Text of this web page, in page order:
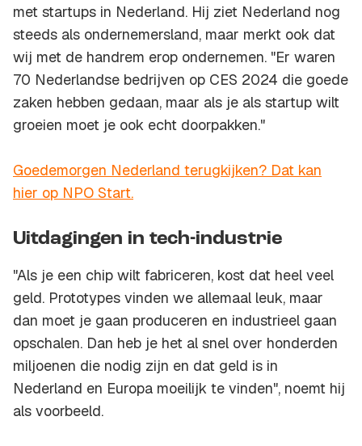
met startups in Nederland. Hij ziet Nederland nog
steeds als ondernemersland, maar merkt ook dat
wij met de handrem erop ondernemen. "Er waren
70 Nederlandse bedrijven op CES 2024 die goede
zaken hebben gedaan, maar als je als startup wilt
groeien moet je ook echt doorpakken."
Goedemorgen Nederland terugkijken? Dat kan
hier op NPO Start.
Uitdagingen in tech-industrie
"Als je een chip wilt fabriceren, kost dat heel veel
geld. Prototypes vinden we allemaal leuk, maar
dan moet je gaan produceren en industrieel gaan
opschalen. Dan heb je het al snel over honderden
miljoenen die nodig zijn en dat geld is in
Nederland en Europa moeilijk te vinden", noemt hij
als voorbeeld.